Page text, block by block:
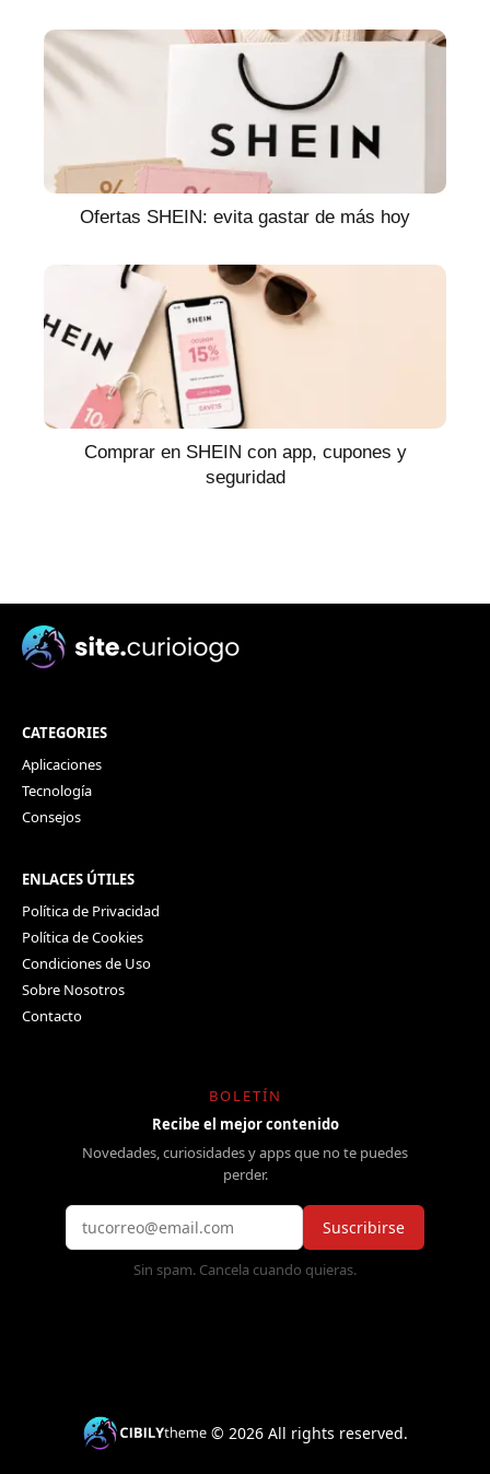
Ofertas SHEIN: evita gastar de más hoy
Comprar en SHEIN con app, cupones y
seguridad
CATEGORIES
Aplicaciones
Tecnología
Consejos
ENLACES ÚTILES
Política de Privacidad
Política de Cookies
Condiciones de Uso
Sobre Nosotros
Contacto
BOLETÍN
Recibe el mejor contenido
Novedades, curiosidades y apps que no te puedes
perder.
Suscribirse
Sin spam. Cancela cuando quieras.
©2026 All rights reserved.